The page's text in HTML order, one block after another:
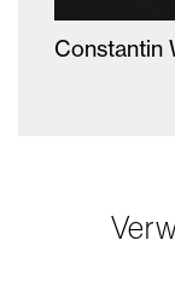
Constantin